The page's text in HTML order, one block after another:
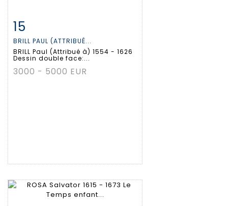
Item detail
15
BRILL PAUL (ATTRIBUÉ...
BRILL Paul (Attribué à) 1554 - 1626
Dessin double face:...
3000 - 5000 EUR